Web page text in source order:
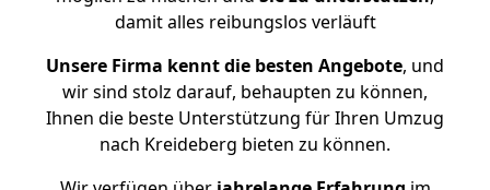
damit alles reibungslos verläuft
Unsere Firma kennt die besten Angebote, und
wir sind stolz darauf, behaupten zu können,
Ihnen die beste Unterstützung für Ihren Umzug
nach Kreideberg bieten zu können.